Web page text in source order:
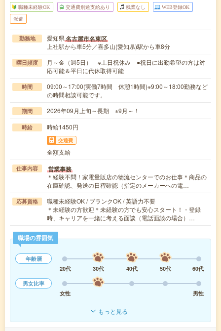
職種未経験OK 交通費別途支給あり 残業なし WEB登録OK
派遣
勤務地 愛知県名古屋市名東区
上社駅から車5分／喜多山(愛知県)駅から車8分
曜日頻度
月～金（週5日） ※土日祝休み ●祝日に出勤希望の方は対
応可能＆平日に代休取得可能
時間
09:00～17:00(実働7時間 休憩1時間)※9:00～18:00勤務など
の時間相談可能です。
期間 2026年09月上旬～長期 ※9月～！
時給 時給1450円
交通費
全額支給
仕事内容 営業事務
＊経験不問！家電量販店の物流センターでのお仕事＊商品の
在庫確認、発送の日程確認（指定のメーカーへの電…
応募資格
職種未経験OK / ブランクOK / 英語力不要
＊未経験の方歓迎＊未経験の方でも安心スタート！・登録
時、キャリアを一緒に考える面談（電話面談の場合）…
職場の雰囲気
年齢層
20代
30代 40代 50代
60代
男女比率
女性
男性
もっと見る